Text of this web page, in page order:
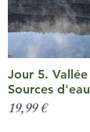
Jour 5.
Sources
19,99 €